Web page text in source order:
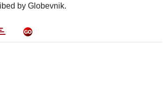
by Globevnik.